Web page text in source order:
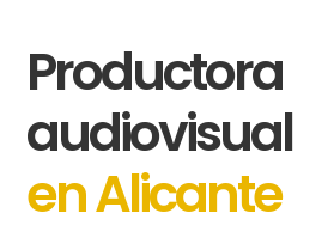
Productora
audiovisual
en Alicante